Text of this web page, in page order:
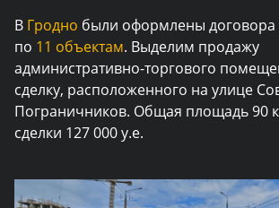
В Гродно были оформлены договора
по 11 объектам. Выделим продажу
административно-торгового
сделку, расположенного на улице
Пограничников. Общая площадь 90
сделки 127 000 у.е.